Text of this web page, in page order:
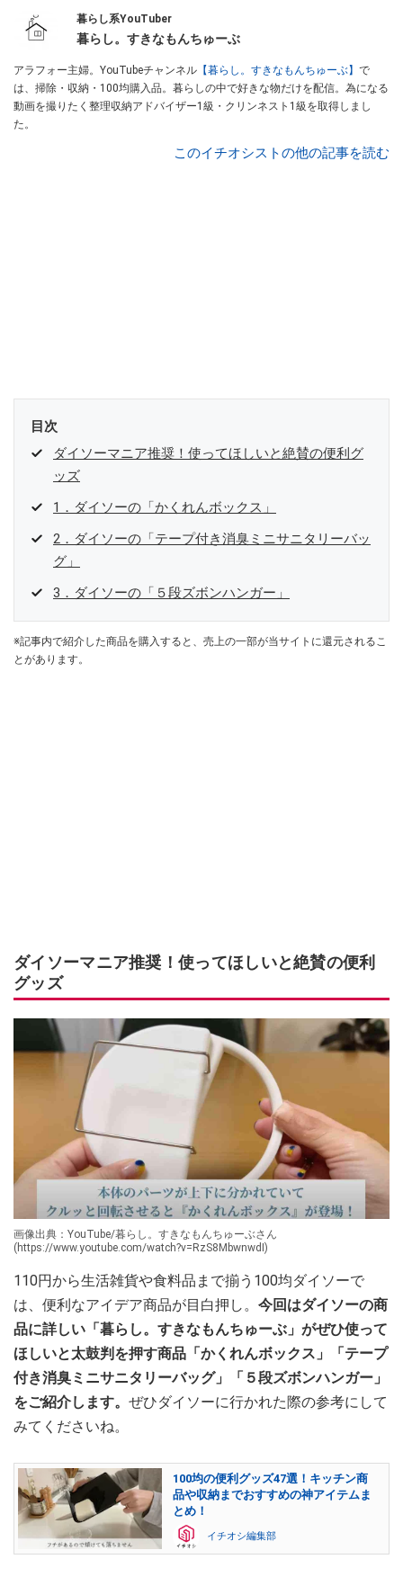
暮らし系YouTuber
暮らし。すきなもんちゅーぶ
アラフォー主婦。YouTubeチャンネル 【暮らし。すきなもんちゅーぶ】 で
は、掃除・収納・100均購入品。暮らしの中で好きな物だけを配信。為になる
動画を撮りたく整理収納アドバイザー1級・クリンネスト1級を取得しまし
た。
このイチオシストの他の記事を読む
目次
ダイソーマニア推奨！使ってほしいと絶賛の便利グ
ッズ
1．ダイソーの「かくれんボックス」
2．ダイソーの「テープ付き消臭ミニサニタリーバッ
グ」
3．ダイソーの「５段ズボンハンガー」
※記事内で紹介した商品を購入すると、売上の一部が当サイトに還元されるこ
とがあります。
ダイソーマニア推奨！使ってほしいと絶賛の便利
グッズ
画像出典：YouTube/暮らし。すきなもんちゅーぶさん
(https://www.youtube.com/watch?v=RzS8MbwnwdI)
110円から生活雑貨や食料品まで揃う100均ダイソーで
は、便利なアイデア商品が目白押し。 今回はダイソーの商
品に詳しい「暮らし。すきなもんちゅーぶ」がぜひ使って
ほしいと太鼓判を押す商品「かくれんボックス」「テープ
付き消臭ミニサニタリーバッグ」「５段ズボンハンガー」
をご紹介します。 ぜひダイソーに行かれた際の参考にして
みてくださいね。
100均の便利グッズ47選！キッチン商
品や収納までおすすめの神アイテムま
とめ！
イチオシ編集部